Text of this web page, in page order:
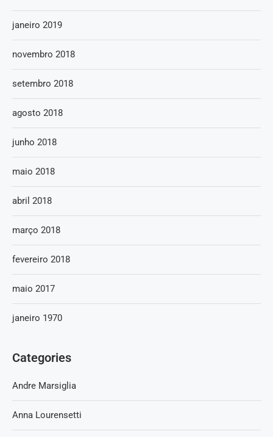
janeiro 2019
novembro 2018
setembro 2018
agosto 2018
junho 2018
maio 2018
abril 2018
março 2018
fevereiro 2018
maio 2017
janeiro 1970
Categories
Andre Marsiglia
Anna Lourensetti